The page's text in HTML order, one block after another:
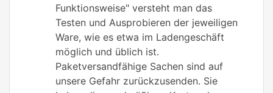
Funktionsweise" versteht man das
Testen und Ausprobieren der jeweiligen
Ware, wie es etwa im Ladengeschäft
möglich und üblich ist.
Paketversandfähige Sachen sind auf
unsere Gefahr zurückzusenden. Sie